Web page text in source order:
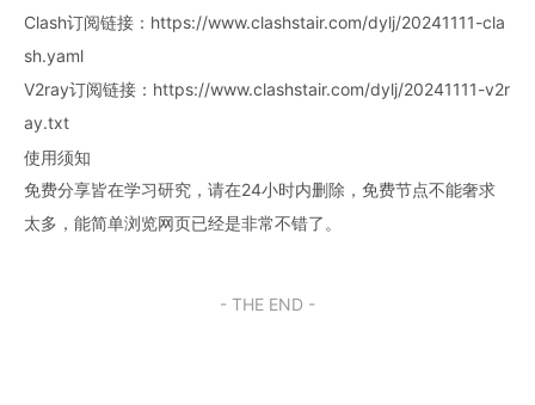
Clash订阅链接：https://www.clashstair.com/dylj/20241111-cla
sh.yaml
V2ray订阅链接：https://www.clashstair.com/dylj/20241111-v2r
ay.txt
使用须知
免费分享皆在学习研究，请在24小时内删除，免费节点不能奢求
太多，能简单浏览网页已经是非常不错了。
- THE END -